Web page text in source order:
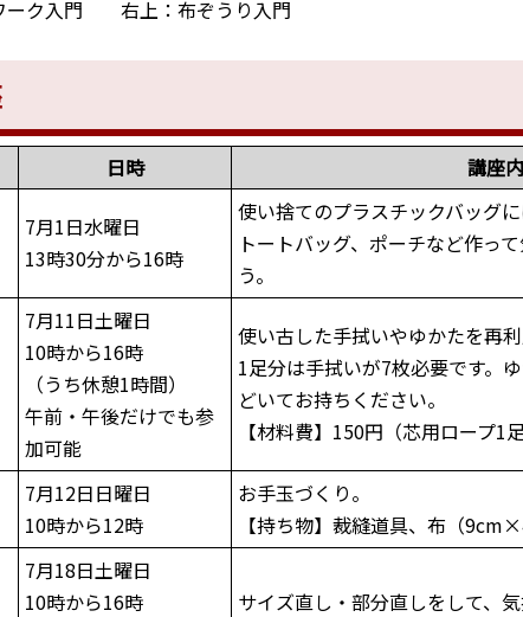
ク入門 右上：布ぞうり入門
日時 講座
7月1日水曜日
13時30分から16時
使い捨てのプラスチックバッグ
トートバッグ、ポーチなど作っ
う。
7月11日土曜日
10時から16時
（うち休憩1時間）
午前・午後だけでも参
加可能
使い古した手拭いやゆかたを再利
1足分は手拭いが7枚必要です。
どいてお持ちください。
【材料費】150円（芯用ロープ1足
7月12日日曜日
10時から12時
お手玉づくり。
【持ち物】裁縫道具、布（
7月18日土曜日
10時から16時
サイズ直し・部分直しをして、